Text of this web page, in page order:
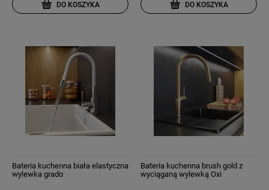
DO KOSZYKA DO KOSZYKA
Bateria kuchenna biała elastyczna
wylewka grado
Bateria kuchenna brush gold z
wyciąganą wylewką Oxi